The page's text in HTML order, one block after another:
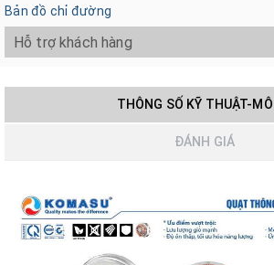
Bản đồ chỉ đường
Hỗ trợ khách hàng
THÔNG SỐ KỸ THUẬT-
ĐÁNH GIÁ